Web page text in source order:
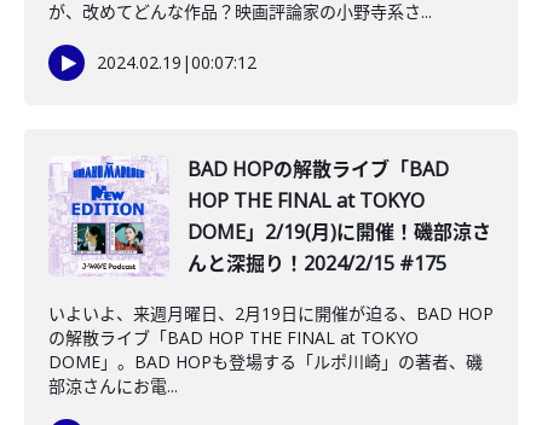
が、改めてどんな作品？映画評論家の小野寺系さ...
2024.02.19 |00:07:12
BAD HOPの解散ライブ「BAD
HOP THE FINAL at TOKYO
DOME」2/19(月)に開催！磯部涼さ
んと深掘り！2024/2/15 #175
いよいよ、来週月曜日、2月19日に開催が迫る、BAD HOP
の解散ライブ「BAD HOP THE FINAL at TOKYO
DOME」。BAD HOPも登場する「ルポ川崎」の著者、磯
部涼さんにお電...